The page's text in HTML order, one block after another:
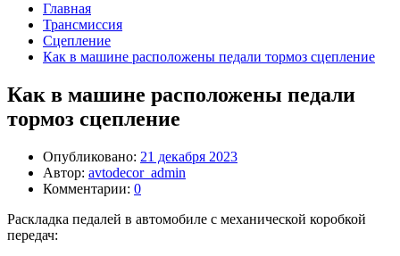
Главная
Трансмиссия
Сцепление
Как в машине расположены педали тормоз сцепление
Как в машине расположены педали
тормоз сцепление
Опубликовано: 21 декабря 2023
Автор: avtodecor_admin
Комментарии: 0
Раскладка педалей в автомобиле с механической коробкой
передач: